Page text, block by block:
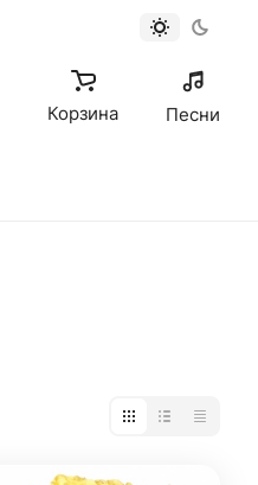
Корзина Песни